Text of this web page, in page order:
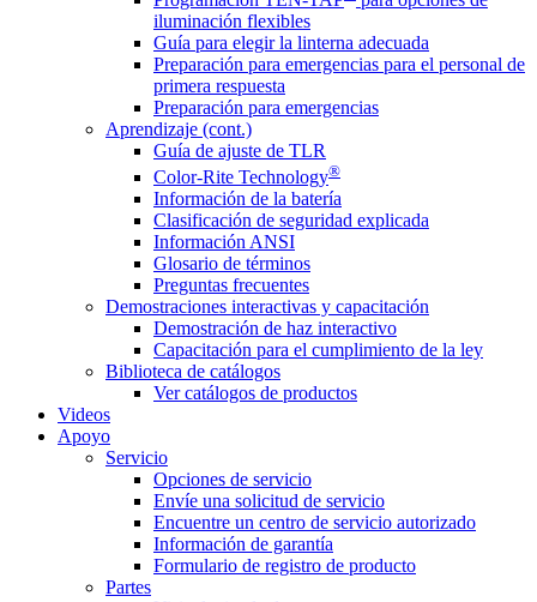
iluminación flexibles
Guía para elegir la linterna adecuada
Preparación para emergencias para el personal de
primera respuesta
Preparación para emergencias
Aprendizaje (cont.)
Guía de ajuste de TLR
Color-Rite Technology®
Información de la batería
Clasificación de seguridad explicada
Información ANSI
Glosario de términos
Preguntas frecuentes
Demostraciones interactivas y capacitación
Demostración de haz interactivo
Capacitación para el cumplimiento de la ley
Biblioteca de catálogos
Ver catálogos de productos
Videos
Apoyo
Servicio
Opciones de servicio
Envíe una solicitud de servicio
Encuentre un centro de servicio autorizado
Información de garantía
Formulario de registro de producto
Partes